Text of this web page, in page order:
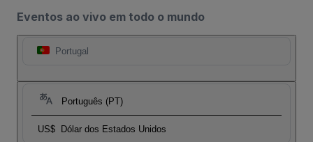
Eventos ao vivo em todo o mundo
Portugal
Português (PT)
US$ Dólar dos Estados Unidos